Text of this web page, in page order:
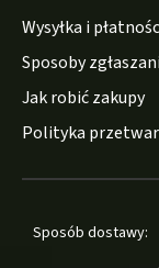
Wysyłka i
Sposoby
Jak robić zakupy
Polityka
Sposób dostawy: